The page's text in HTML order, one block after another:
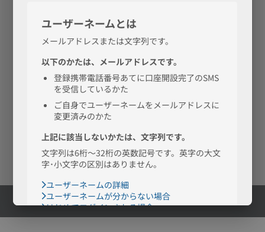
公式Facebook
公式X
金融機関コード（銀行コード）：0038 支店一覧
商号：株式会社ドコモSMTBネット銀行
所属銀行の商号：三井住友信託銀行株式会社
お問合せ Q&A 採用情報
BaaS提携とは
会社情報
電子公告 ご利用規定
個人情報保護方針
各種規定等
本サイト、アプリのご利用にあたって サイトマップ
© DOCOMO SMTB Net Bank, Inc.